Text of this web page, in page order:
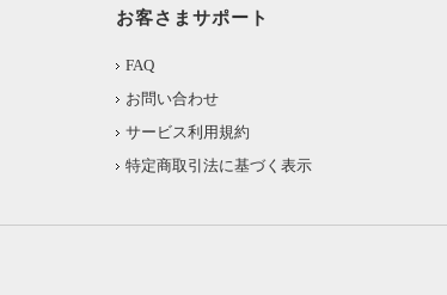
お客さまサポート
FAQ
お問い合わせ
サービス利用規約
特定商取引法に基づく表示